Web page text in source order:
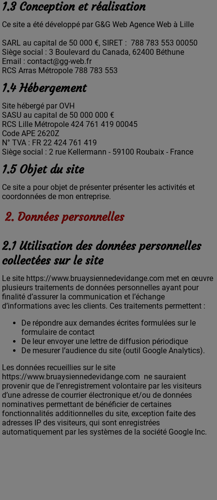
1.3 Conception et réalisation
Ce site a été développé par G&G WebAgence Web à Lille
SARL au capital de 50 000 €, SIRET : 788 783 553 00050
Siège social : 3 Boulevard du Canada, 62400 Béthune
Email : contact@gg-web.fr
RCS Arras Métropole 788 783 553
1.4 Hébergement
Site hébergé par OVH
SASU au capital de 50 000 000 €
RCS Lille Métropole 424 761 419 00045
Code APE 2620Z
N° TVA : FR 22 424 761 419
Siège social : 2 rue Kellermann - 59100 Roubaix - France
1.5 Objet du site
Ce site a pour objet de présenter présenter les activités et
coordonnées de mon entreprise.
2. Données personnelles
2.1 Utilisation des données personnelles
collectées sur le site
Le site https://www.bruaysiennedevidange.com met en œuvre
plusieurs traitements de données personnelles ayant pour
finalité d’assurer la communication et l’échange
d’informations avec les clients. Ces traitements permettent :
De répondre aux demandes écrites formulées sur le
formulaire de contact
De leur envoyer une lettre de diffusion périodique
De mesurer l’audience du site (outil Google Analytics).
Les données recueillies sur le site
https://www.bruaysiennedevidange.com ne sauraient
provenir que de l’enregistrement volontaire par les visiteurs
d’une adresse de courrier électronique et/ou de données
nominatives permettant de bénéficier de certaines
fonctionnalités additionnelles du site, exception faite des
adresses IP des visiteurs, qui sont enregistrées
automatiquement par les systèmes de la société Google Inc.